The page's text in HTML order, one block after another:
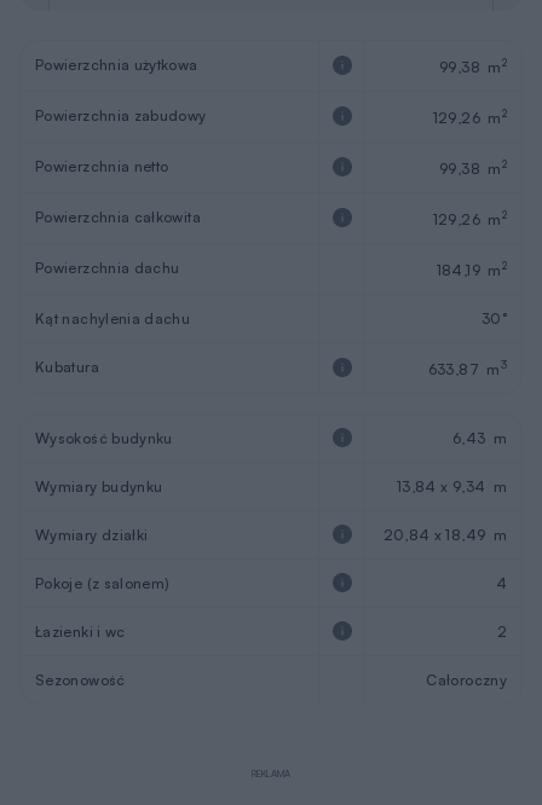
Powierzchnia użytkowa 99,38 m2
Powierzchnia zabudowy 129,26 m2
Powierzchnia netto 99,38 m2
Powierzchnia całkowita 129,26 m2
Powierzchnia dachu 184,19 m2
Kąt nachylenia dachu 30°
Kubatura 633,87 m3
Wysokość budynku 6,43 m
Wymiary budynku 13,84 x 9,34 m
Wymiary działki 20,84 x 18,49 m
Pokoje (z salonem) 4
Łazienki i wc 2
Sezonowość Całoroczny
REKLAMA